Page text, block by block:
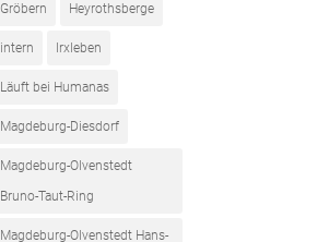
Gröbern Heyrothsberge
intern Irxleben
Läuft bei Humanas
Magdeburg-Diesdorf
Magdeburg-Olvenstedt
Bruno-Taut-Ring
Magdeburg-Olvenstedt Hans-